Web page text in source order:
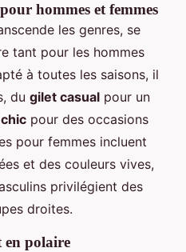
hommes et femmes
les genres, se
tant pour les hommes
à toutes les saisons, il
du gilet casual pour un
pour des occasions
pour femmes incluent
et des couleurs vives,
privilégient des
droites.
en polaire